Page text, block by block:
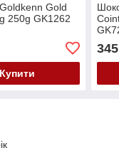
Gold
250g GK1262
Купити
345